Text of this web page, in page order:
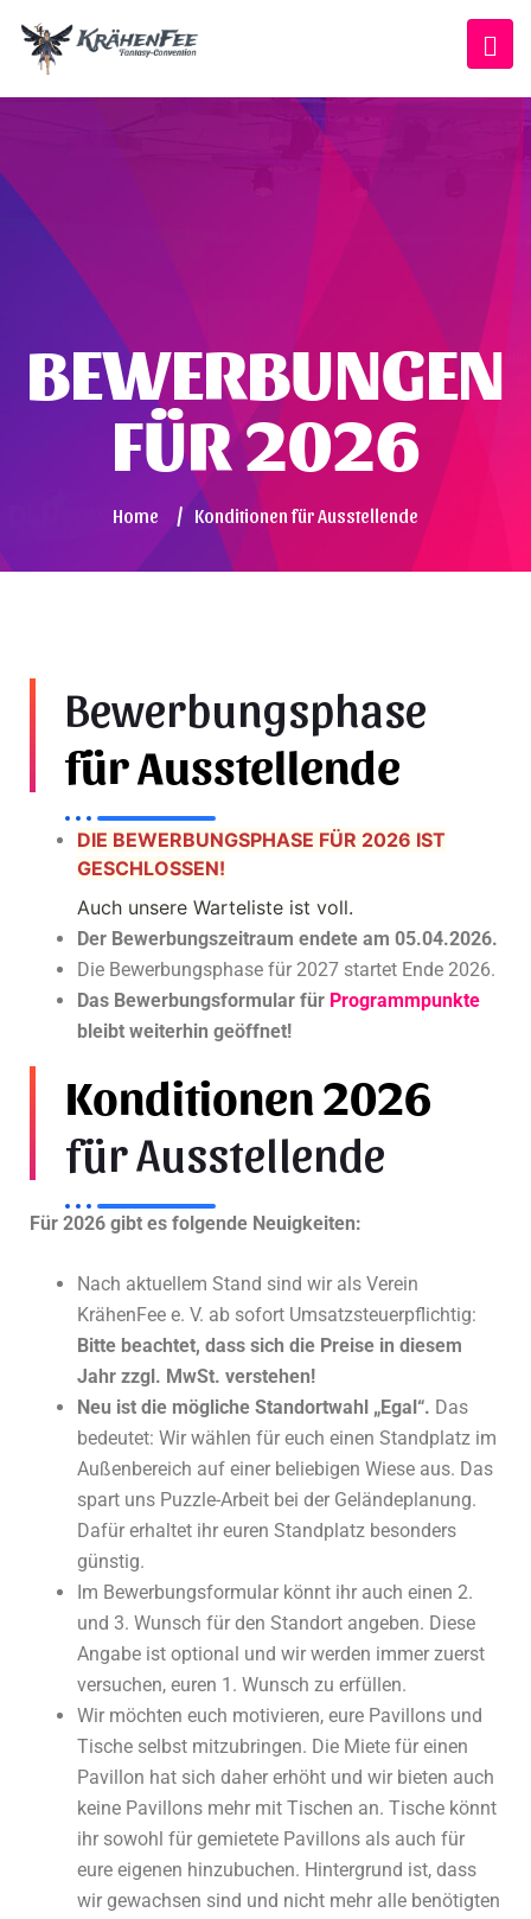
BEWERBUNGEN
FÜR 2026
Home / Konditionen für Ausstellende
Bewerbungsphase
für Ausstellende
DIE BEWERBUNGSPHASE FÜR 2026 IST
GESCHLOSSEN!
Auch unsere Warteliste ist voll.
Der Bewerbungszeitraum endete am 05.04.2026.
Die Bewerbungsphase für 2027 startet Ende 2026.
Das Bewerbungsformular für Programmpunkte
bleibt weiterhin geöffnet!
Konditionen 2026
für Ausstellende
Für 2026 gibt es folgende Neuigkeiten:
Nach aktuellem Stand sind wir als Verein
KrähenFee e. V. ab sofort Umsatzsteuerpflichtig:
Bitte beachtet, dass sich die Preise in diesem
Jahr zzgl. MwSt. verstehen!
Neu ist die mögliche Standortwahl „Egal“. Das
bedeutet: Wir wählen für euch einen Standplatz im
Außenbereich auf einer beliebigen Wiese aus. Das
spart uns Puzzle-Arbeit bei der Geländeplanung.
Dafür erhaltet ihr euren Standplatz besonders
günstig.
Im Bewerbungsformular könnt ihr auch einen 2.
und 3. Wunsch für den Standort angeben. Diese
Angabe ist optional und wir werden immer zuerst
versuchen, euren 1. Wunsch zu erfüllen.
Wir möchten euch motivieren, eure Pavillons und
Tische selbst mitzubringen. Die Miete für einen
Pavillon hat sich daher erhöht und wir bieten auch
keine Pavillons mehr mit Tischen an. Tische könnt
ihr sowohl für gemietete Pavillons als auch für
eure eigenen hinzubuchen. Hintergrund ist, dass
wir gewachsen sind und nicht mehr alle benötigten